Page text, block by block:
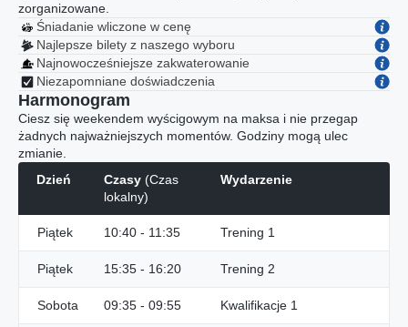
zorganizowane.
Śniadanie wliczone w cenę
Najlepsze bilety z naszego wyboru
Najnowocześniejsze zakwaterowanie
Niezapomniane doświadczenia
Harmonogram
Ciesz się weekendem wyścigowym na maksa i nie przegap
żadnych najważniejszych momentów. Godziny mogą ulec
zmianie.
Dzień
Czasy (Czas
lokalny)
Wydarzenie
Piątek 10:40 - 11:35 Trening 1
Piątek 15:35 - 16:20 Trening 2
Sobota 09:35 - 09:55 Kwalifikacje 1